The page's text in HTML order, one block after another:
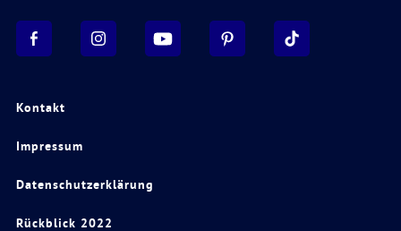
Kontakt
Impressum
Datenschutzerklärung
Rückblick 2022